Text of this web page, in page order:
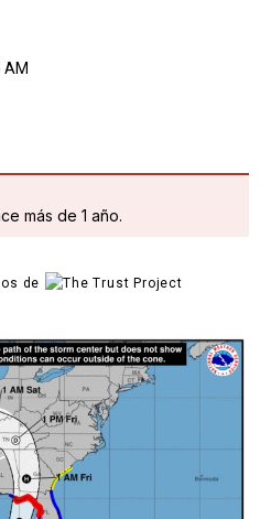
AM
más de 1 año.
de